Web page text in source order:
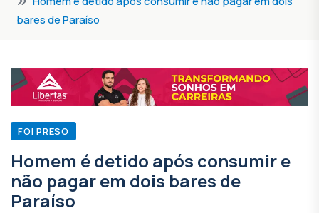
bares de Paraíso
FOI PRESO
Homem é detido após consumir e
não pagar em dois bares de
Paraíso